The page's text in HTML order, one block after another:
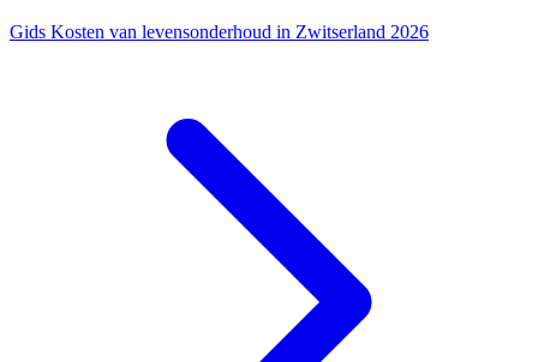
Gids Kosten van levensonderhoud in Zwitserland 2026